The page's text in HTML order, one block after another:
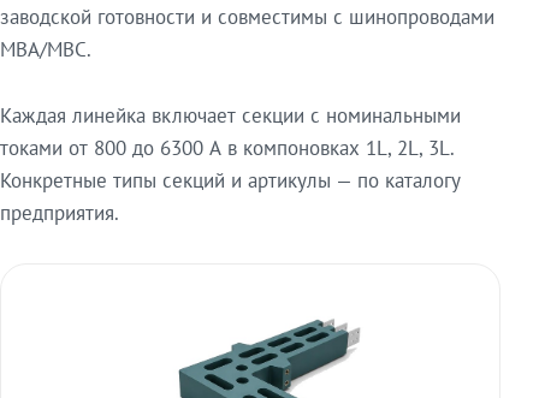
заводской готовности и совместимы с шинопроводами
МВА/МВС.
Каждая линейка включает секции с номинальными
токами от 800 до 6300 А в компоновках 1L, 2L, 3L.
Конкретные типы секций и артикулы — по каталогу
предприятия.